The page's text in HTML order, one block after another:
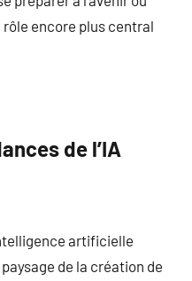
encore plus central
de l’IA
artificielle
de la création de